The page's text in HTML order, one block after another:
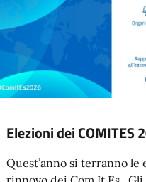
Elezioni dei COMITES
Quest’anno si terranno le